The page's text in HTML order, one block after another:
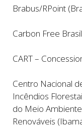
Brabus/RPoint
Carbon Free
CART –
Centro Nacional
Incêndios
do Meio
Renováveis